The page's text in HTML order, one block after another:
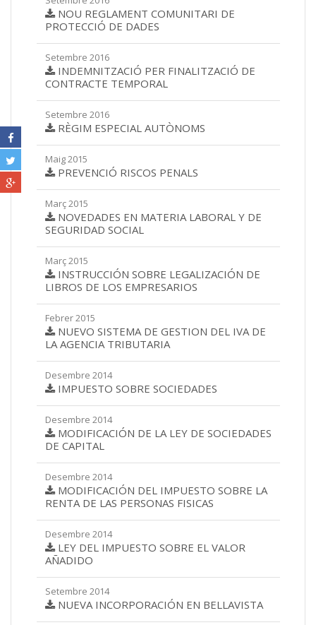
NOU REGLAMENT COMUNITARI DE
PROTECCIÓ DE DADES
Setembre 2016
INDEMNITZACIÓ PER FINALITZACIÓ DE
CONTRACTE TEMPORAL
Setembre 2016
RÈGIM ESPECIAL AUTÒNOMS
Maig 2015
PREVENCIÓ RISCOS PENALS
Març 2015
NOVEDADES EN MATERIA LABORAL Y DE
SEGURIDAD SOCIAL
Març 2015
INSTRUCCIÓN SOBRE LEGALIZACIÓN DE
LIBROS DE LOS EMPRESARIOS
Febrer 2015
NUEVO SISTEMA DE GESTION DEL IVA DE
LA AGENCIA TRIBUTARIA
Desembre 2014
IMPUESTO SOBRE SOCIEDADES
Desembre 2014
MODIFICACIÓN DE LA LEY DE SOCIEDADES
DE CAPITAL
Desembre 2014
MODIFICACIÓN DEL IMPUESTO SOBRE LA
RENTA DE LAS PERSONAS FISICAS
Desembre 2014
LEY DEL IMPUESTO SOBRE EL VALOR
AÑADIDO
Setembre 2014
NUEVA INCORPORACIÓN EN BELLAVISTA